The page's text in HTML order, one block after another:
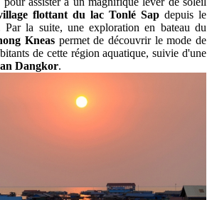
transfert versPhnom Krom, situé à 13 km